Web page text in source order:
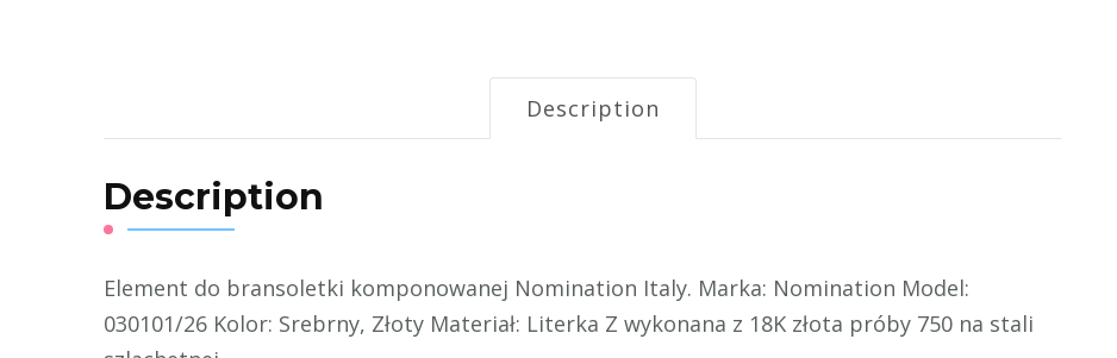
Description
Description
Element do bransoletki komponowanej Nomination Italy. Marka: Nomination Model:
030101/26 Kolor: Srebrny, Złoty Materiał: Literka Z wykonana z 18K złota próby 750 na stali